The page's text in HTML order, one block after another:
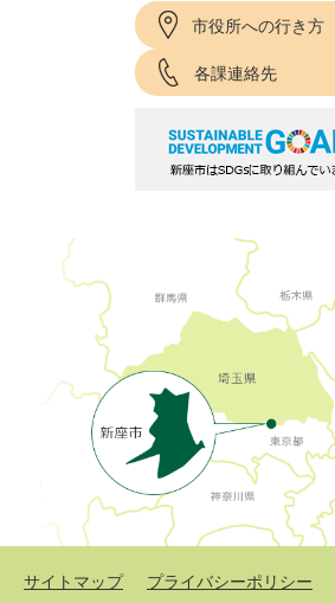
市役所への行き方
各課連絡先
サイトマップ プライバシーポリシー